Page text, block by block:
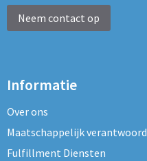
Neem contact op
Informatie
Over ons
Maatschappelijk verantwoord
Fulfillment Diensten